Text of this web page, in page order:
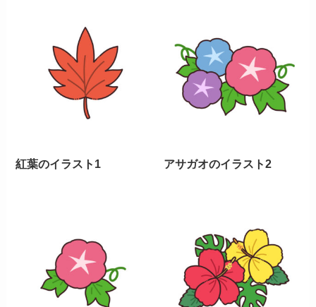
紅葉のイラスト1 アサガオのイラスト2